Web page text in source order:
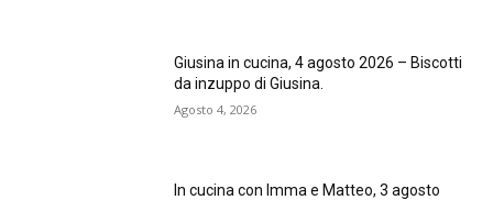
Giusina in cucina, 4 agosto 2026 – Biscotti
da inzuppo di Giusina.
Agosto 4, 2026
In cucina con Imma e Matteo, 3 agosto